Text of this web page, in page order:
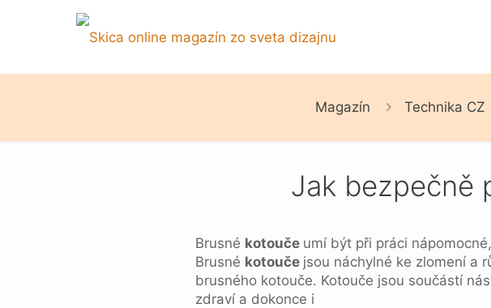
Magazín Technika CZ
Jak bezpečně
Brusné kotouče umí být při práci
Brusné kotouče jsou náchylné ke zlomení a
brusného kotouče. Kotouče jsou součástí
zdraví a dokonce i